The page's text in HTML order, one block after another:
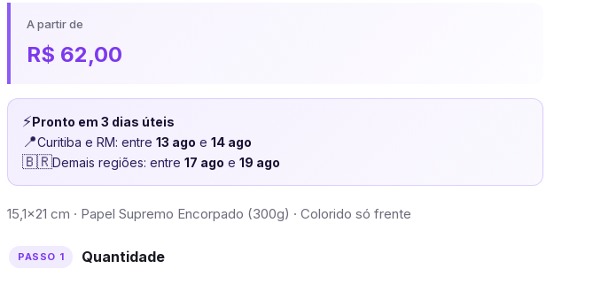
A partir de
R$ 62,00
⚡Pronto em 3 dias úteis
📍Curitiba e RM: entre13 ago e14 ago
🇧🇷Demais regiões: entre17 ago e19 ago
15,1×21 cm · Papel Supremo Encorpado (300g) · Colorido só frente
Quantidade